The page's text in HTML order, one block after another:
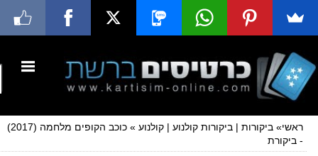
ראשי» ביקורות | ביקורות קולנוע | קולנוע »
כוכב הקופים מלחמה (2017)
- ביקורת